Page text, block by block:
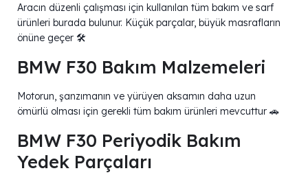
Aracın düzenli çalışması için kullanılan tüm bakım ve sarf
ürünleri burada bulunur. Küçük parçalar, büyük masrafların
önüne geçer 🛠️
BMW F30 Bakım Malzemeleri
Motorun, şanzımanın ve yürüyen aksamın daha uzun
ömürlü olması için gerekli tüm bakım ürünleri mevcuttur 🚗
BMW F30 Periyodik Bakım
Yedek Parçaları